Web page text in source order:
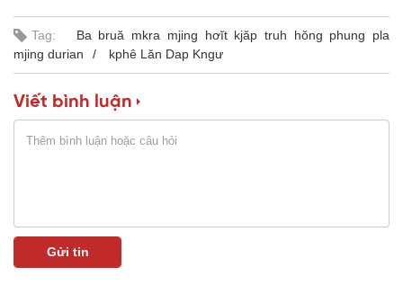
Tag:
Ba bruă mkra mjing hơĭt kjăp truh hŏng phung pla
mjing durian
kphê Lăn Dap Kngư
Viết bình luận